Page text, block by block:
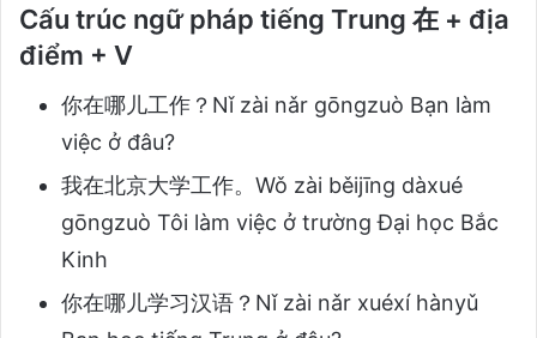
Cấu trúc ngữ pháp tiếng Trung 在 + địa
điểm + V
你在哪儿工作？Nǐ zài nǎr gōngzuò Bạn làm
việc ở đâu?
我在北京大学工作。Wǒ zài běijīng dàxué
gōngzuò Tôi làm việc ở trường Đại học Bắc
Kinh
你在哪儿学习汉语？Nǐ zài nǎr xuéxí hànyǔ